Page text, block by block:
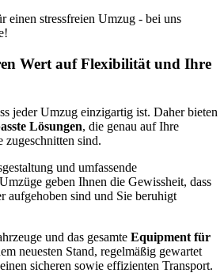
einen stressfreien Umzug - bei uns
Wert auf Flexibilität und Ihre
jeder Umzug einzigartig ist. Daher bieten
Lösungen, die genau auf Ihre
sind.
und umfassende
geben Ihnen die Gewissheit, dass
aufgehoben sind und Sie beruhigt
und das gesamte Equipment für
neuesten Stand, regelmäßig gewartet
sicheren sowie effizienten Transport.